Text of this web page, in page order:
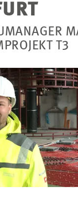
PROJEKTE
KONTAKT
T3